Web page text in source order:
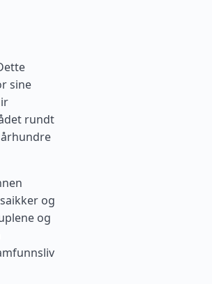
sine
rundt
og
og